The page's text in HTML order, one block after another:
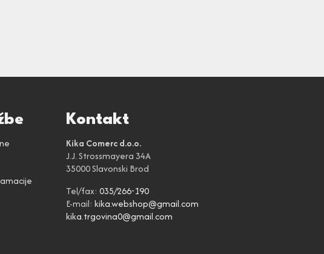
Kontakt
Kika Comerc d.o.o.
J.J. Strossmayera 34A
35000 Slavonski Brod
Tel/fax: 035/266-190
E-mail: kika.webshop@gmail.com
kika.trgovina0@gmail.com